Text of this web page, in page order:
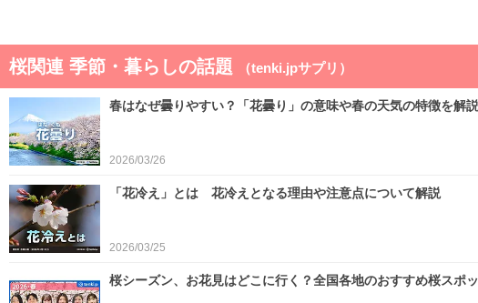
桜関連 季節・暮らしの話題 （tenki.jpサプリ）
春はなぜ曇りやすい？「花曇り」の意味や春の天気の特徴を解説
2026/03/26
「花冷え」とは 花冷えとなる理由や注意点について解説
2026/03/25
桜シーズン、お花見はどこに行く？全国各地のおすすめ桜スポ